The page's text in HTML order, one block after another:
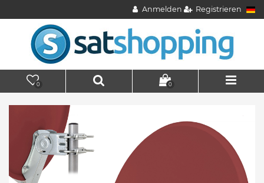
Anmelden Registrieren
0 0